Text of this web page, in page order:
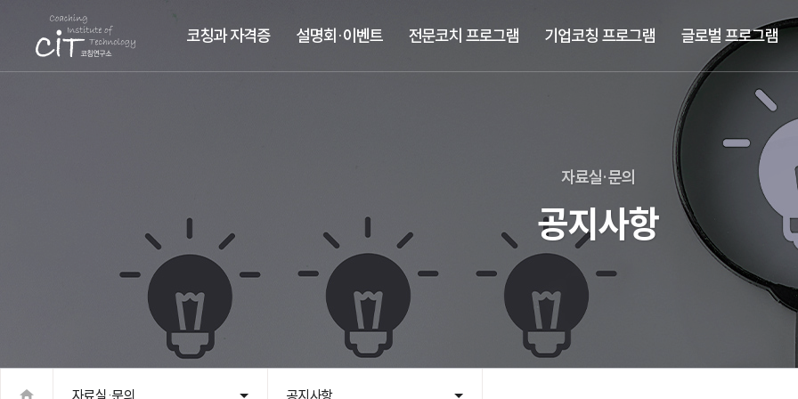
코칭과 자격증 설명회·이벤트 전문코치 프로그램 기업코칭 프로그램 글로벌 프로그램
자료실·문의
공지사항
자료실·문의 공지사항